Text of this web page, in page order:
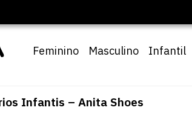
Feminino Masculino Infantil
Infantis – Anita Shoes